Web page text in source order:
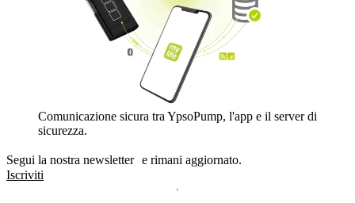
Comunicazione sicura tra YpsoPump, l'app e il server di
sicurezza.
Segui la nostra newsletter e rimani aggiornato.
Iscriviti